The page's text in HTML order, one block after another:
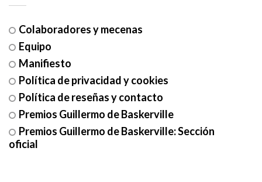
Colaboradores y mecenas
Equipo
Manifiesto
Política de privacidad y cookies
Política de reseñas y contacto
Premios Guillermo de Baskerville
Premios Guillermo de Baskerville: Sección
oficial